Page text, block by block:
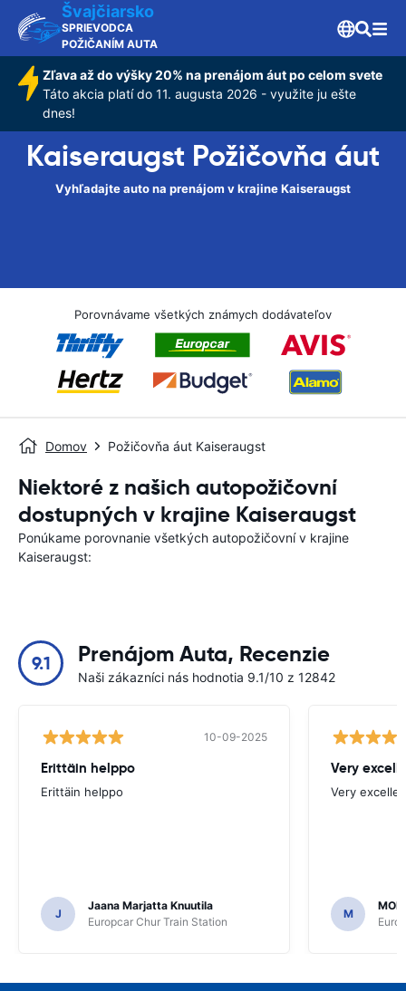
Švajčiarsko
SPRIEVODCA
POŽIČANÍM AUTA
Zľava až do výšky 20% na prenájom áut po celom svete
Táto akcia platí do 11. augusta 2026 - využite ju ešte
dnes!
Kaiseraugst Požičovňa áut
Vyhľadajte auto na prenájom v krajine Kaiseraugst
Porovnávame všetkých známych dodávateľov
Domov Požičovňa áut Kaiseraugst
Niektoré z našich autopožičovní
dostupných v krajine Kaiseraugst
Ponúkame porovnanie všetkých autopožičovní v krajine
Kaiseraugst:
9.1 Prenájom Auta, Recenzie
Naši zákazníci nás hodnotia 9.1/10 z 12842
10-09-2025
Erittäin helppo
Erittäin helppo
J
Jaana Marjatta Knuutila
Europcar Chur Train Station
Very
Very
M